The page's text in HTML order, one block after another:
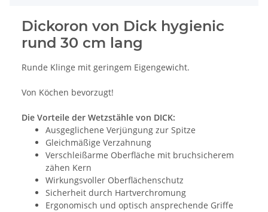
Dickoron von Dick hygienic
rund 30 cm lang
Runde Klinge mit geringem Eigengewicht.
Von Köchen bevorzugt!
Die Vorteile der Wetzstähle von DICK:
Ausgeglichene Verjüngung zur Spitze
Gleichmäßige Verzahnung
Verschleißarme Oberfläche mit bruchsicherem
zähen Kern
Wirkungsvoller Oberflächenschutz
Sicherheit durch Hartverchromung
Ergonomisch und optisch ansprechende Griffe